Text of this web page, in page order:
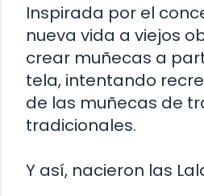
Inspirada por el
nueva vida a viejos
crear muñecas a
tela, intentando
de las muñecas de
tradicionales.
Y así, nacieron las